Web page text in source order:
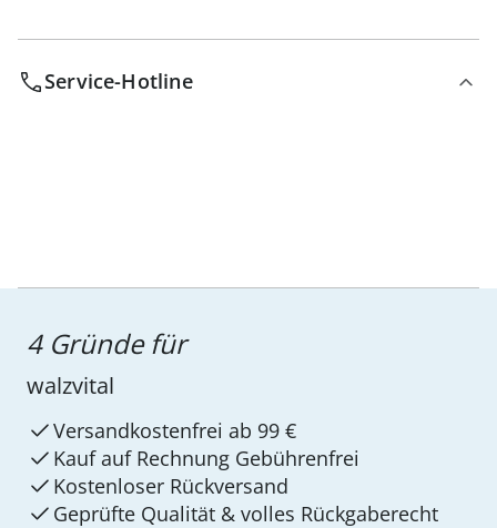
Service-Hotline
4 Gründe für
walzvital
Versandkostenfrei ab 99 €
Kauf auf Rechnung Gebührenfrei
Kostenloser Rückversand
Geprüfte Qualität & volles Rückgaberecht